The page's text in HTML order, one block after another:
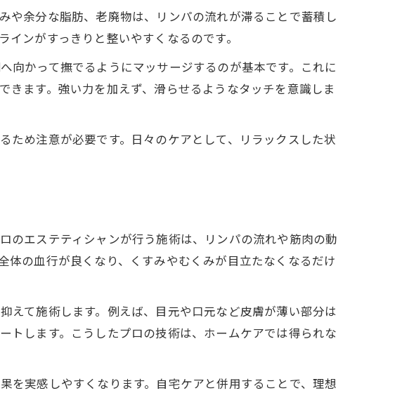
顔ケアのコツ
ージ法
ツ
の秘訣
み対策
い頻度とは
や余分な脂肪、老廃物は、リンパの流れが滞ることで蓄積し
ンがすっきりと整いやすくなるのです。
かって撫でるようにマッサージするのが基本です。これに
ます。強い力を加えず、滑らせるようなタッチを意識しま
め注意が必要です。日々のケアとして、リラックスした状
のエステティシャンが行う施術は、リンパの流れや筋肉の動
の血行が良くなり、くすみやむくみが目立たなくなるだけ
えて施術します。例えば、目元や口元など皮膚が薄い部分は
トします。こうしたプロの技術は、ホームケアでは得られな
を実感しやすくなります。自宅ケアと併用することで、理想